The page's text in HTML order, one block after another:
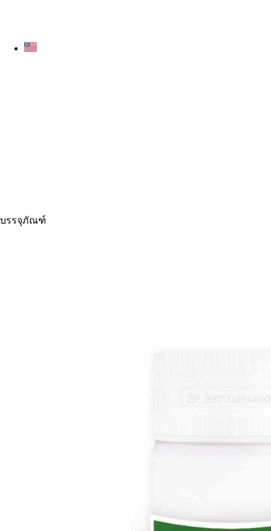
บรรจุภัณฑ์